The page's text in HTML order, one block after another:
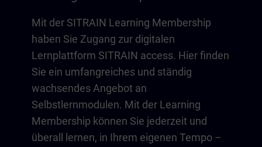
Mit der SITRAIN Learning Membership
haben Sie Zugang zur digitalen
Lernplattform SITRAIN access. Hier finden
Sie ein umfangreiches und ständig
wachsendes Angebot an
Selbstlernmodulen. Mit der Learning
Membership können Sie jederzeit und
überall lernen, in Ihrem eigenen Tempo –